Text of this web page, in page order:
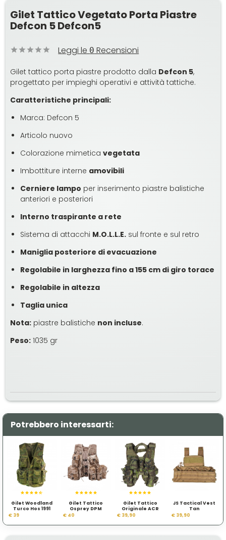
Gilet Tattico Vegetato Porta Piastre
Defcon 5 Defcon5
Leggi le 0 Recensioni
Gilet tattico porta piastre prodotto dalla Defcon 5,
progettato per impieghi operativi e attività tattiche.
Caratteristiche principali:
Marca: Defcon 5
Articolo nuovo
Colorazione mimeticavegetata
Imbottiture interne amovibili
Cerniere lampo per inserimento piastre balistiche
anteriori e posteriori
Interno traspirante a rete
Sistema di attacchi M.O.L.L.E. sul fronte e sul retro
Maniglia posteriore di evacuazione
Regolabile in larghezza fino a 155 cm di giro torace
Regolabile in altezza
Taglia unica
Nota: piastre balistiche non incluse.
Peso: 1035 gr
Potrebbero interessarti:
Gilet Woodland
Turco Hos 1991
€ 39
Gilet Tattico
Osprey DPM
Esercito Inglese
€ 40
Gilet Tattico
Originale ACR
MNS 2000 SPM
€ 39,90
JS Tactical Vest
Tan
€ 39,90